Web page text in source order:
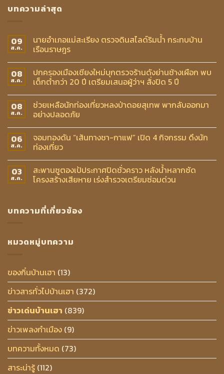
บทความล่าสุด
09
ส.ค.
นายอำเภอแม่สะเรียง ตรวจดินสไลด์ริมน้ำ กระทบบ้าน
เรือนราษฎร
08
ส.ค.
ปกครองเมืองเชียงใหม่บุกตรวจร้านดังย่านช้างเผือก พบ
เด็กต่ำกว่า 20 ปี เตรียมเสนอผู้ว่าฯ สั่งปิด 5 ปี
08
ส.ค.
ช่วยเหลือนักท่องเที่ยวหลงป่าดอยสุเทพ พากลับออกมา
อย่างปลอดภัย
06
ส.ค.
จอมทองดัน “เส้นทางชา-กาแฟ” เปิด 4 กิจกรรม ดึงนัก
ท่องเที่ยว
03
ส.ค.
สะพานซูตองเป้ประกาศปิดชั่วคราว หลังน้ำหลากซัด
โครงสร้างเสียหาย เร่งสำรวจเตรียมซ่อมด่วน
บทความที่เกี่ยวข้อง
หมวดหมู่บทความ
ของกิ๋นบ้านเฮา (13)
ข่าวสารทั่วไปบ้านเฮา (372)
ข่าวเด่นบ้านเฮา (839)
ข่าวเพลงกำเมือง (9)
บทความทั้งหมด (73)
สาระน่ารู้ (112)